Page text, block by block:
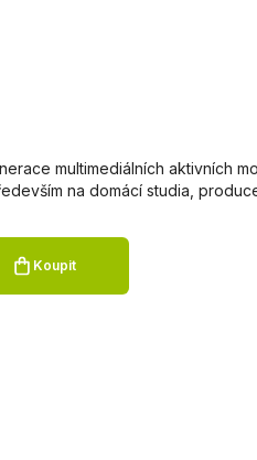
multimediálních aktivních
na domácí studia,
Koupit